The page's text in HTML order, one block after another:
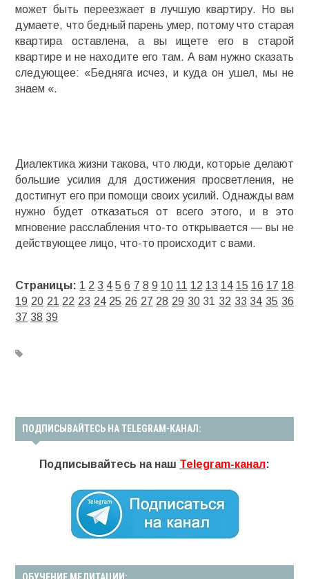
может быть переезжает в лучшую квартиру. Но вы
думаете, что бедный парень умер, потому что старая
квартира оставлена, а вы ищете его в старой
квартире и не находите его там. А вам нужно сказать
следующее: «Бедняга исчез, и куда он ушел, мы не
знаем «.
Диалектика жизни такова, что люди, которые делают
большие усилия для достижения просветления, не
достигнут его при помощи своих усилий. Однажды вам
нужно будет отказаться от всего этого, и в это
мгновение расслабления что-то открывается — вы не
действующее лицо, что-то происходит с вами.
Страницы: 1 2 3 4 5 6 7 8 9 10 11 12 13 14 15 16 17 18
19 20 21 22 23 24 25 26 27 28 29 30 31 32 33 34 35 36
37 38 39
ПОДПИСЫВАЙТЕСЬ НА TELEGRAM-КАНАЛ:
Подписывайтесь на наш Telegram-канал: